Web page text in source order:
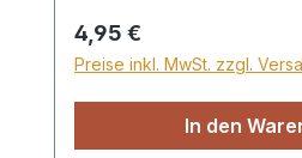
Regulärer Preis:
4,95 €
Preise inkl. MwSt. zzgl.
In den